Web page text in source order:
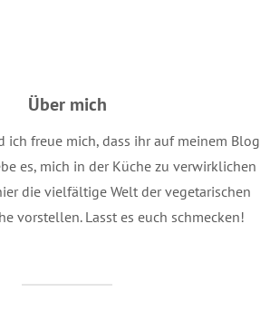
Über mich
ich freue mich, dass ihr auf meinem Blog
es, mich in der Küche zu verwirklichen
die vielfältige Welt der vegetarischen
vorstellen. Lasst es euch schmecken!